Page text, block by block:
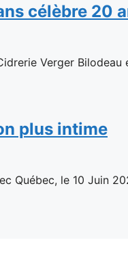
célèbre
Verger
plus intime
Québec, le 10 Juin